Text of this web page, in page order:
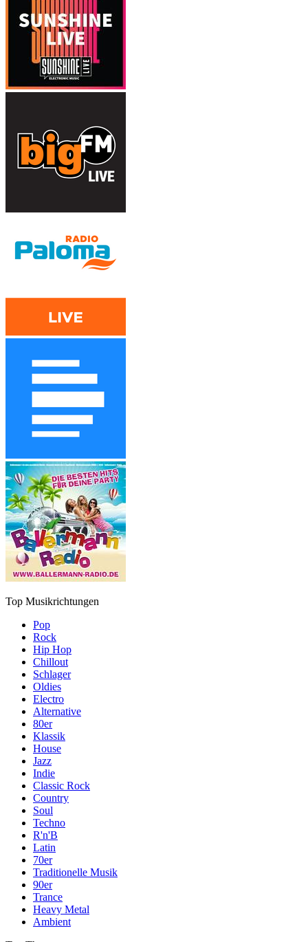
Top Musikrichtungen
Pop
Rock
Hip Hop
Chillout
Schlager
Oldies
Electro
Alternative
80er
Klassik
House
Jazz
Indie
Classic Rock
Country
Soul
Techno
R'n'B
Latin
70er
Traditionelle Musik
90er
Trance
Heavy Metal
Ambient